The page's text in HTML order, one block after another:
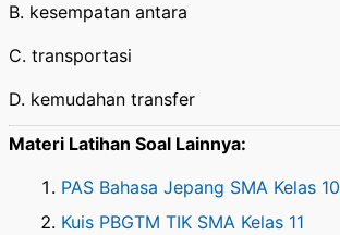
B. kesempatan antara
C. transportasi
D. kemudahan transfer
Materi Latihan Soal Lainnya:
PAS Bahasa Jepang SMA Kelas 10
Kuis PBGTM TIK SMA Kelas 11